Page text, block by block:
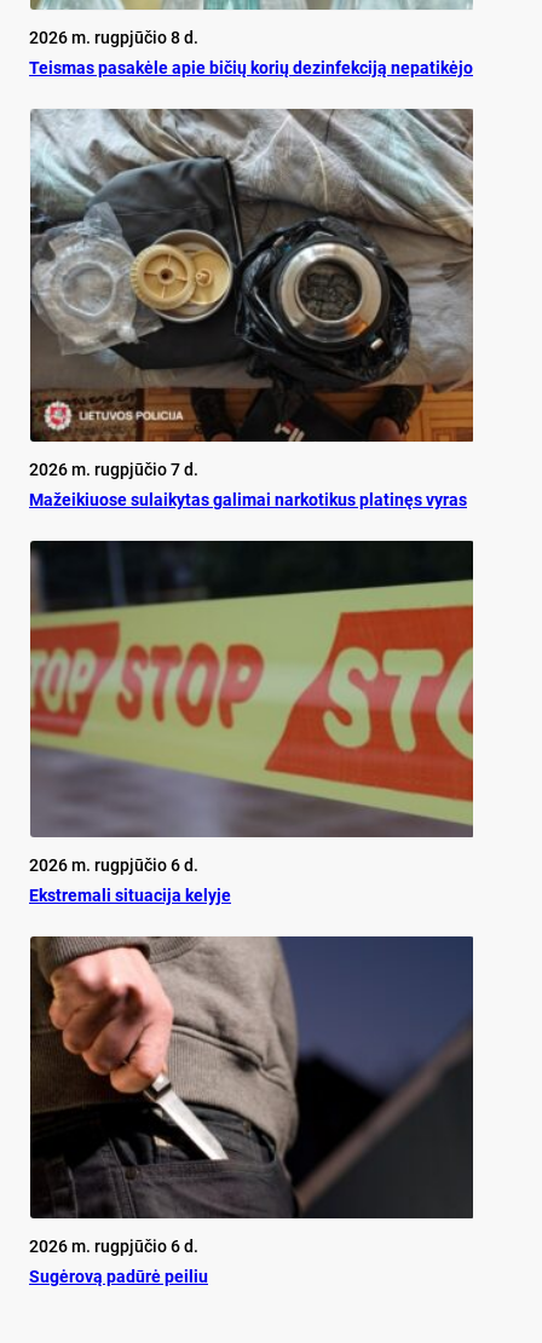
2026 m. rugpjūčio 8 d.
Teis­mas pa­sa­kė­le apie bi­čių ko­rių de­zin­fek­ci­ją ne­pa­ti­kė­jo
2026 m. rugpjūčio 7 d.
Mažeikiuose sulaikytas galimai narkotikus platinęs vyras
2026 m. rugpjūčio 6 d.
Ekst­re­ma­li si­tua­ci­ja ke­ly­je
2026 m. rugpjūčio 6 d.
Su­gė­ro­vą pa­dū­rė pei­liu